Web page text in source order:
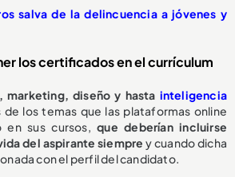
salva de la delincuencia a jóvenes y
los certificados en el currículum
marketing, diseño y hasta inteligencia
de los temas que las plataformas online
en sus cursos,que deberían incluirse
del aspirante siempre y cuando dicha
con el perfil del candidato.